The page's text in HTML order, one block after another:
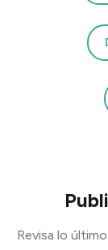
Revisa lo